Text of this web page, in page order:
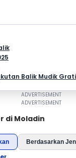
Balik Mudik
di Moladin
Berdasarkan